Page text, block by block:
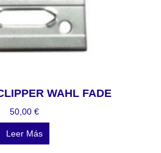
WAHL FADE
50,00 €
Leer Más